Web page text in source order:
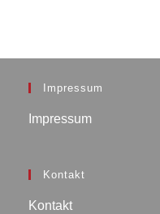
Impressum
Impressum
Kontakt
Kontakt